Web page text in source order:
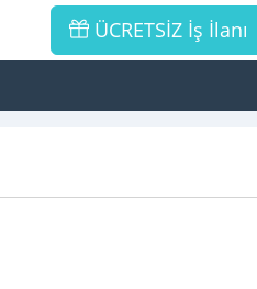
ÜCRETSİZ İş İlanı